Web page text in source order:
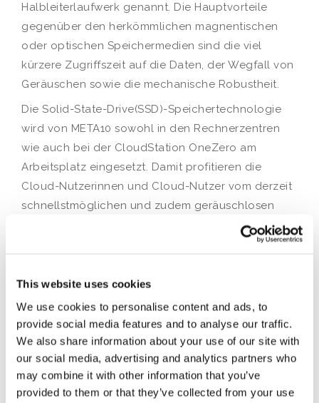
This website uses cookies
We use cookies to personalise content and ads, to
provide social media features and to analyse our traffic.
We also share information about your use of our site with
our social media, advertising and analytics partners who
may combine it with other information that you’ve
provided to them or that they’ve collected from your use
Halbleiterlaufwerk genannt. Die Hauptvorteile
gegenüber den herkömmlichen magnentischen
oder optischen Speichermedien sind die viel
kürzere Zugriffszeit auf die Daten, der Wegfall von
Geräuschen sowie die mechanische Robustheit.
Die Solid-State-Drive(SSD)-Speichertechnologie
wird von META10 sowohl in den Rechnerzentren
wie auch bei der CloudStation OneZero am
Arbeitsplatz eingesetzt. Damit profitieren die
Cloud-Nutzerinnen und Cloud-Nutzer vom derzeit
schnellstmöglichen und zudem geräuschlosen
beläuft sich je nach Anwendung zwischen dem
Faktor zehn bis hundert.
Related